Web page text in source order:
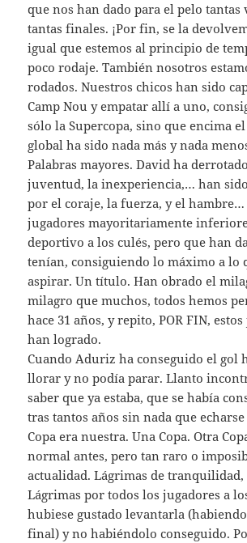
que nos han dado para el pelo tantas
tantas finales. ¡Por fin, se la
igual que estemos al principio de
poco rodaje. También nosotros
rodados. Nuestros chicos han sido
Camp Nou y empatar allí a uno,
sólo la Supercopa, sino que encima
global ha sido nada más y nada
Palabras mayores. David ha
juventud, la inexperiencia,… han
por el coraje, la fuerza, y el hambre…
jugadores mayoritariamente
deportivo a los culés, pero que han
tenían, consiguiendo lo máximo a lo
aspirar. Un título. Han obrado el
milagro que muchos, todos hemos
hace 31 años, y repito, POR FIN,
han logrado.
Cuando Aduriz ha conseguido el gol
llorar y no podía parar. Llanto
saber que ya estaba, que se había
tras tantos años sin nada que
Copa era nuestra. Una Copa. Otra
normal antes, pero tan raro o
actualidad. Lágrimas de tranquilidad,
Lágrimas por todos los jugadores a
hubiese gustado levantarla
final) y no habiéndolo conseguido.